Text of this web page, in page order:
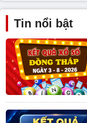
Tin nổi bật